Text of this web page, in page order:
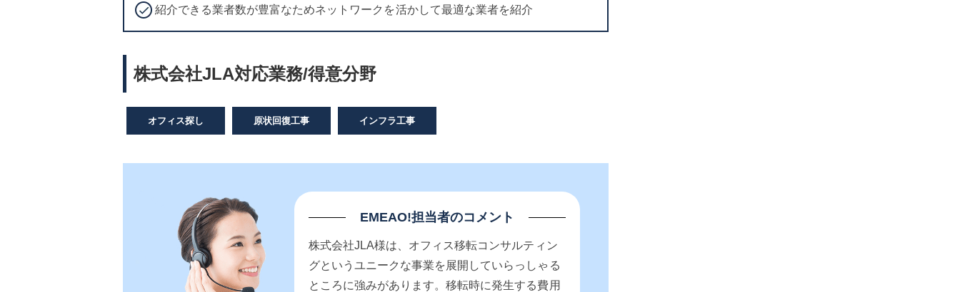
紹介できる業者数が豊富なためネットワークを活かして最適な業者を紹介
株式会社JLA対応業務/得意分野
オフィス探し 原状回復工事 インフラ工事
EMEAO!担当者のコメント
株式会社JLA様は、オフィス移転コンサルティン
グというユニークな事業を展開していらっしゃる
ところに強みがあります。移転時に発生する費用